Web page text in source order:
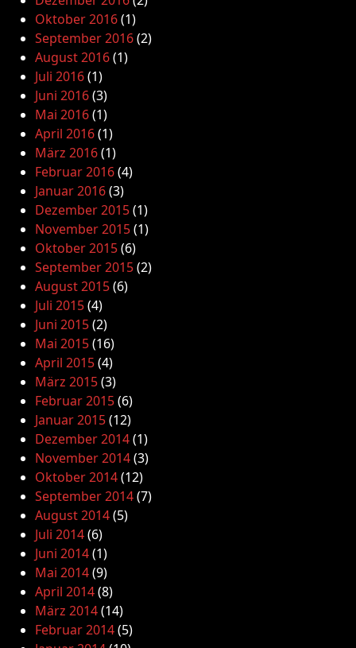
Oktober 2016(1)
September 2016(2)
August 2016(1)
Juli 2016(1)
Juni 2016(3)
Mai 2016(1)
April 2016(1)
März 2016(1)
Februar 2016(4)
Januar 2016(3)
Dezember 2015(1)
November 2015(1)
Oktober 2015(6)
September 2015(2)
August 2015(6)
Juli 2015(4)
Juni 2015(2)
Mai 2015(16)
April 2015(4)
März 2015(3)
Februar 2015(6)
Januar 2015(12)
Dezember 2014(1)
November 2014(3)
Oktober 2014(12)
September 2014(7)
August 2014(5)
Juli 2014(6)
Juni 2014(1)
Mai 2014(9)
April 2014(8)
März 2014(14)
Februar 2014(5)